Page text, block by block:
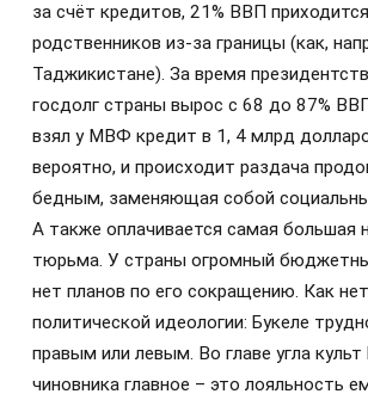
за счёт кредитов, 21% ВВП
родственников из-за границы (как,
Таджикистане). За время
госдолг страны вырос с 68 до 87%
взял у МВФ кредит в 1, 4 млрд
вероятно, и происходит раздача
бедным, заменяющая собой
А также оплачивается самая большая
тюрьма. У страны огромный
нет планов по его сокращению. Как
политической идеологии: Букеле
правым или левым. Во главе угла культ
чиновника главное – это лояльность